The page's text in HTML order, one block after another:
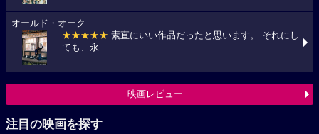
オールド・オーク
★★★★★ 素直にいい作品だったと思います。 それにし
ても、永...
映画レビュー
注目の映画を探す